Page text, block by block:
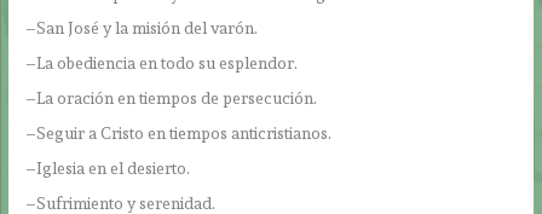
–San José y la misión del varón.
–La obediencia en todo su esplendor.
–La oración en tiempos de persecución.
–Seguir a Cristo en tiempos anticristianos.
–Iglesia en el desierto.
–Sufrimiento y serenidad.